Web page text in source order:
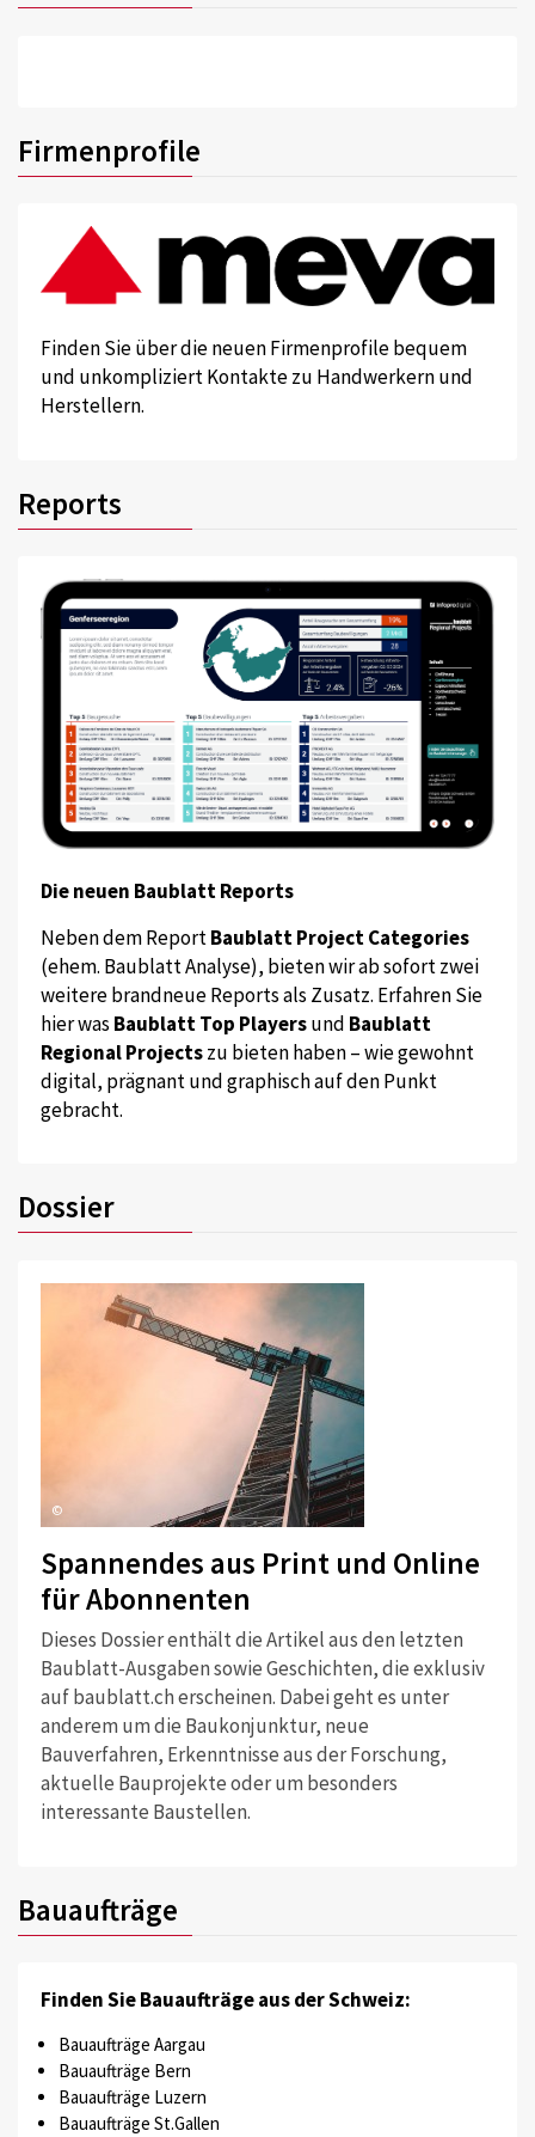
Firmenprofile
Finden Sie über die neuen Firmenprofile bequem
und unkompliziert Kontakte zu Handwerkern und
Herstellern.
Reports
Die neuen Baublatt Reports
Neben dem ReportBaublatt Project Categories
(ehem. Baublatt Analyse), bieten wir ab sofort zwei
weitere brandneue Reports als Zusatz. Erfahren Sie
hier was Baublatt Top Playersund Baublatt
Regional Projectszu bieten haben – wie gewohnt
digital, prägnant und graphisch auf den Punkt
gebracht.
Dossier
©
Spannendes aus Print und Online
für Abonnenten
Dieses Dossier enthält die Artikel aus den letzten
Baublatt-Ausgaben sowie Geschichten, die exklusiv
auf baublatt.ch erscheinen. Dabei geht es unter
anderem um die Baukonjunktur, neue
Bauverfahren, Erkenntnisse aus der Forschung,
aktuelle Bauprojekte oder um besonders
interessante Baustellen.
Bauaufträge
Finden Sie Bauaufträge aus der Schweiz:
Bauaufträge Aargau
Bauaufträge Bern
Bauaufträge Luzern
Bauaufträge St.Gallen